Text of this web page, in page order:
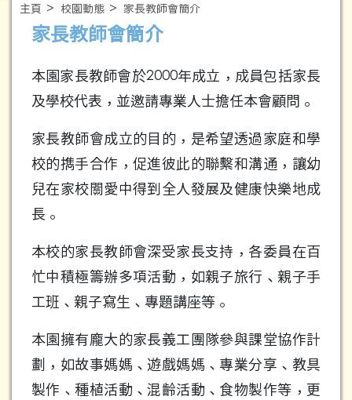
主頁 校園動態 家長教師會簡介
家長教師會簡介
本園家長教師會於2000年成立，成員包括家長
及學校代表，並邀請專業人士擔任本會顧問。
家長教師會成立的目的，是希望透過家庭和學
校的擕手合作，促進彼此的聯繫和溝通，讓幼
兒在家校關愛中得到全人發展及健康快樂地成
長。
本校的家長教師會深受家長支持，各委員在百
忙中積極籌辦多項活動，如親子旅行、親子手
工班、親子寫生、專題講座等。
本園擁有龐大的家長義工團隊參與課堂協作計
劃，如故事媽媽、遊戲媽媽、專業分享、教具
製作、種植活動、混齡活動、食物製作等，更